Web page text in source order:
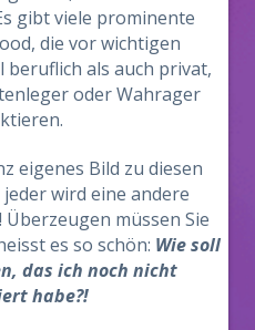
gibt viele prominente
die vor wichtigen
beruflich als auch privat,
oder Wahrager
eigenes Bild zu diesen
wird eine andere
müssen Sie
es so schön: Wie soll
das ich noch nicht
habe?!